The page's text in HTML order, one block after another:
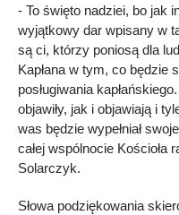
- To święto nadziei, bo jak
wyjątkowy dar wpisany w
są ci, którzy poniosą dla
Kapłana w tym, co będzie
posługiwania
objawiły, jak i objawiają i
was będzie wypełniał
całej wspólnocie Kościoła
Solarczyk.
Słowa podziękowania